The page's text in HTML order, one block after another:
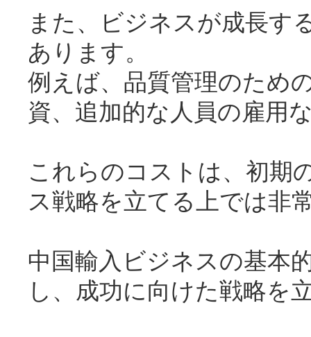
また、ビジネスが成長す
あります。
例えば、品質管理のため
資、追加的な人員の雇用
これらのコストは、初期
ス戦略を立てる上では非
中国輸入ビジネスの基本
し、成功に向けた戦略を